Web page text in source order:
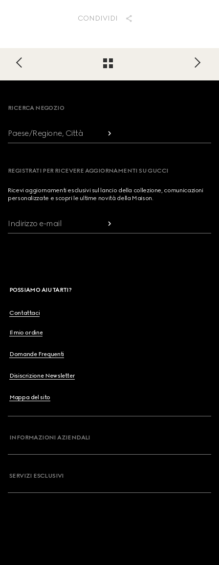
CONDIVIDI
Footer
RICERCA NEGOZIO
Paese/Regione, Città
REGISTRATI PER RICEVERE AGGIORNAMENTI SU GUCCI
Ricevi aggiornamenti esclusivi sul lancio della collezione, comunicazioni
personalizzate e scopri le ultime novità della Maison.
Indirizzo e-mail
POSSIAMO AIUTARTI?
Contattaci
Il mio ordine
Domande Frequenti
Disiscrizione Newsletter
Mappa del sito
INFORMAZIONI AZIENDALI
SERVIZI ESCLUSIVI